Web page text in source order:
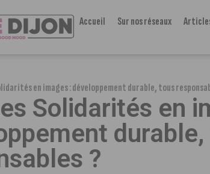
Accueil Sur nos réseaux
en images : développement durable, tous
Solidarités en
?